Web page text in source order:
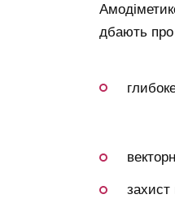
дбають про
захист